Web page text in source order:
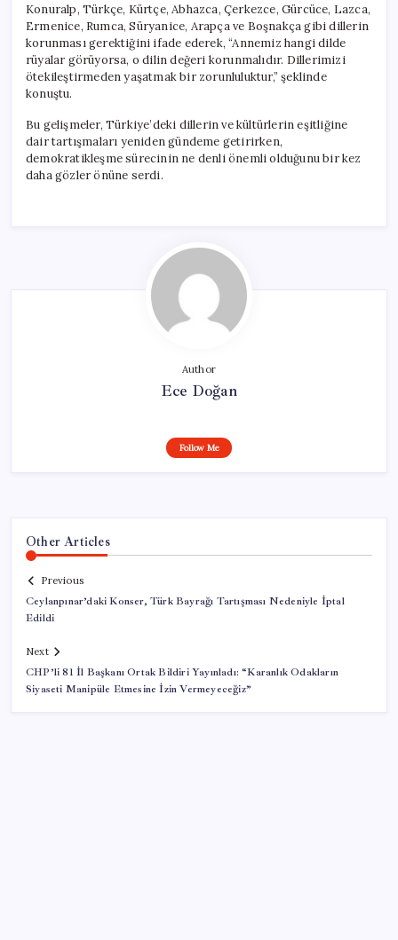
Konuralp, Türkçe, Kürtçe, Abhazca, Çerkezce, Gürcüce, Lazca,
Ermenice, Rumca, Süryanice, Arapça ve Boşnakça gibi dillerin
korunması gerektiğini ifade ederek, “Annemiz hangi dilde
rüyalar görüyorsa, o dilin değeri korunmalıdır. Dillerimizi
ötekileştirmeden yaşatmak bir zorunluluktur,” şeklinde
konuştu.
Bu gelişmeler, Türkiye’deki dillerin ve kültürlerin eşitliğine
dair tartışmaları yeniden gündeme getirirken,
demokratikleşme sürecinin ne denli önemli olduğunu bir kez
daha gözler önüne serdi.
Author
Ece Doğan
Follow Me
Other Articles
Previous
Ceylanpınar’daki Konser, Türk Bayrağı Tartışması Nedeniyle İptal
Edildi
Next
CHP’li 81 İl Başkanı Ortak Bildiri Yayınladı: “Karanlık Odakların
Siyaseti Manipüle Etmesine İzin Vermeyeceğiz”